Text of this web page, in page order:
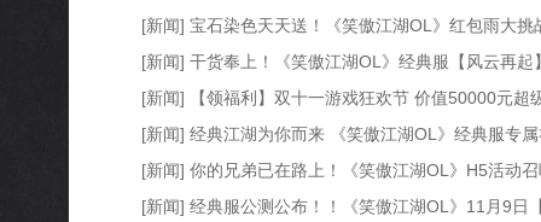
[新闻] 宝石染色天天送！《笑傲江湖OL》红包雨大挑
[新闻] 干货奉上！《笑傲江湖OL》经典服【风云再起
[新闻] 【领福利】双十一游戏狂欢节 价值50000元超
[新闻] 经典江湖为你而来 《笑傲江湖OL》经典服专
[新闻] 你的兄弟已在路上！《笑傲江湖OL》H5活动
[新闻] 经典服公测公布！！《笑傲江湖OL》11月9日